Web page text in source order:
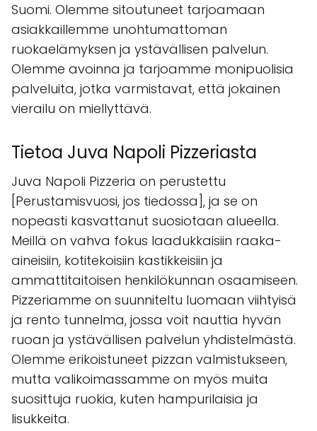
Suomi. Olemme sitoutuneet tarjoamaan
asiakkaillemme unohtumattoman
ruokaelämyksen ja ystävällisen palvelun.
Olemme avoinna ja tarjoamme monipuolisia
palveluita, jotka varmistavat, että jokainen
vierailu on miellyttävä.
Tietoa Juva Napoli Pizzeriasta
Juva Napoli Pizzeria on perustettu
[Perustamisvuosi, jos tiedossa], ja se on
nopeasti kasvattanut suosiotaan alueella.
Meillä on vahva fokus laadukkaisiin raaka-
aineisiin, kotitekoisiin kastikkeisiin ja
ammattitaitoisen henkilökunnan osaamiseen.
Pizzeriamme on suunniteltu luomaan viihtyisä
ja rento tunnelma, jossa voit nauttia hyvän
ruoan ja ystävällisen palvelun yhdistelmästä.
Olemme erikoistuneet pizzan valmistukseen,
mutta valikoimassamme on myös muita
suosittuja ruokia, kuten hampurilaisia ja
lisukkeita.